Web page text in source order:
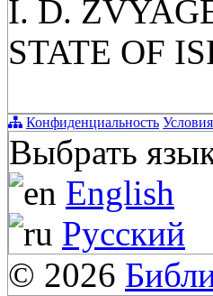
I. D.
STATE OF
Конфиденциальность Условия
Выбрать
English
Русский
© 2026